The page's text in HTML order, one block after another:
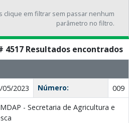
clique em filtrar sem passar nenhum
parâmetro no filtro.
4517 Resultados encontrados
05/2023 Número:
009
- Secretaria de Agricultura e